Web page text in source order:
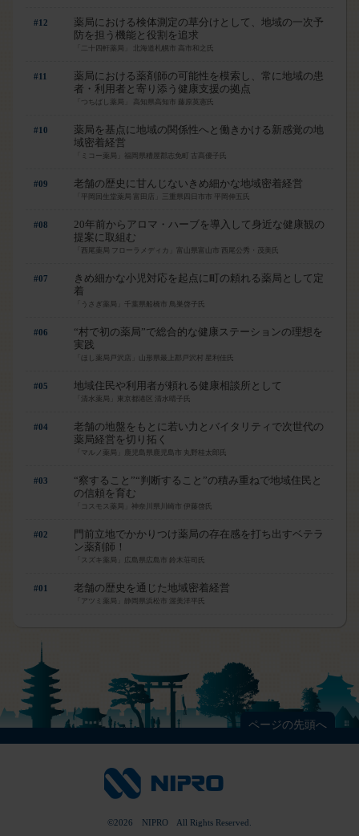
#12
薬局における検体測定の草分けとして、地域の一次予
防を担う機能と役割を追求
「二十四軒薬局」 北海道札幌市 高市和之氏
#11
薬局における薬剤師の可能性を模索し、常に地域の患
者・利用者と寄り添う健康支援の拠点
「つちばし薬局」 高知県高知市 藤原英憲氏
#10
薬局を基点に地域の関係性へと働きかける新感覚の地
域密着経営
「ミコー薬局」福岡県糟屋郡志免町 古髙優子氏
#09 老舗の歴史に甘んじないきめ細かな地域密着経営
「平岡回生堂薬局 富田店」三重県四日市市 平岡伸五氏
#08
20年前からアロマ・ハーブを導入して身近な健康観の
提案に取組む
「西尾薬局 フローラメディカ」富山県富山市 西尾公秀・茂美氏
#07
きめ細かな小児対応を起点に町の頼れる薬局として定
着
「うさぎ薬局」千葉県船橋市 鳥巣啓子氏
#06
“村で初の薬局”で総合的な健康ステーションの理想を
実践
「ほし薬局戸沢店」山形県最上郡戸沢村 星利佳氏
#05 地域住民や利用者が頼れる健康相談所として
「清水薬局」東京都港区 清水晴子氏
#04
老舗の地盤をもとに若い力とバイタリティで次世代の
薬局経営を切り拓く
「マルノ薬局」鹿児島県鹿児島市 丸野桂太郎氏
#03
“察すること”“判断すること”の積み重ねで地域住民と
の信頼を育む
「コスモス薬局」神奈川県川崎市 伊藤啓氏
#02
門前立地でかかりつけ薬局の存在感を打ち出すベテラ
ン薬剤師！
「スズキ薬局」広島県広島市 鈴木荘司氏
#01 老舗の歴史を通じた地域密着経営
「アツミ薬局」静岡県浜松市 渥美洋平氏
ページの先頭へ
©2026 NIPRO All Rights Reserved.
はい